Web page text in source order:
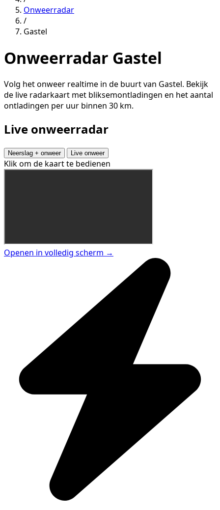
Onweerradar
/
Gastel
Onweerradar Gastel
Volg het onweer realtime in de buurt van Gastel. Bekijk
de live radarkaart met bliksemontladingen en het aantal
ontladingen per uur binnen 30 km.
Live onweerradar
Neerslag + onweer Live onweer
Klik om de kaart te bedienen
Openen in volledig scherm →